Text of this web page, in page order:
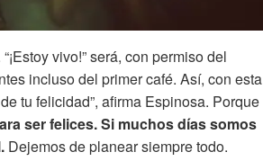
vivo!” será, con permiso del
incluso del primer café. Así, con esta
tu felicidad”, afirma Espinosa. Porque
ser felices. Si muchos días somos
Dejemos de planear siempre todo.